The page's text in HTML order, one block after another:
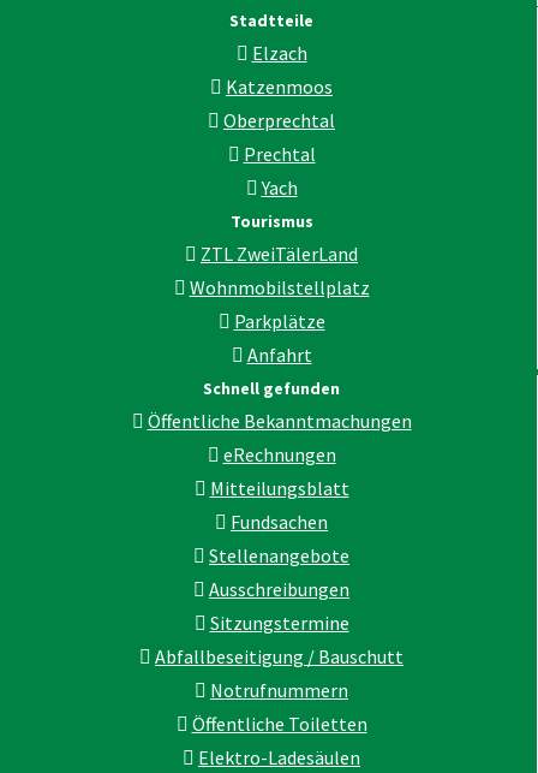
Stadtteile
Elzach
Katzenmoos
Oberprechtal
Prechtal
Yach
Tourismus
ZTL ZweiTälerLand
Wohnmobilstellplatz
Parkplätze
Anfahrt
Schnell gefunden
Öffentliche Bekanntmachungen
eRechnungen
Mitteilungsblatt
Fundsachen
Stellenangebote
Ausschreibungen
Sitzungstermine
Abfallbeseitigung / Bauschutt
Notrufnummern
Öffentliche Toiletten
Elektro-Ladesäulen